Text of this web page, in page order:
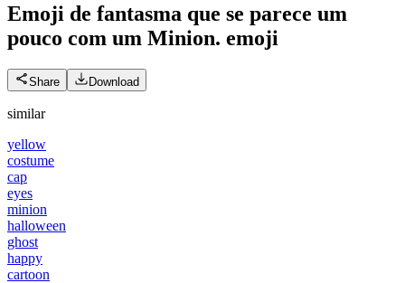
Emoji de fantasma que se parece um
pouco com um Minion. emoji
Share Download
similar
yellow
costume
cap
eyes
minion
halloween
ghost
happy
cartoon